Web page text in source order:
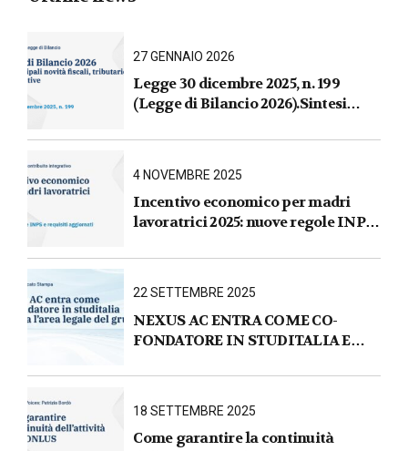
27 GENNAIO 2026
Legge 30 dicembre 2025, n. 199
(Legge di Bilancio 2026).Sintesi
fiscali, tributarie, contributive e per
4 NOVEMBRE 2025
Incentivo economico per madri
lavoratrici 2025: nuove regole INPS
22 SETTEMBRE 2025
NEXUS AC ENTRA COME CO-
FONDATORE IN STUDITALIA E
GRUPPO
18 SETTEMBRE 2025
Come garantire la continuità